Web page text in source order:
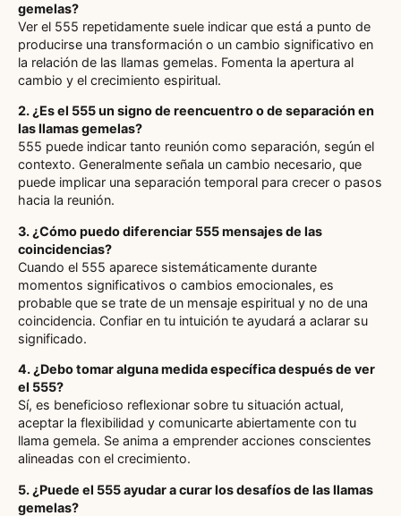
gemelas?
Ver el 555 repetidamente suele indicar que está a punto de
producirse una transformación o un cambio significativo en
la relación de las llamas gemelas. Fomenta la apertura al
cambio y el crecimiento espiritual.
2. ¿Es el 555 un signo de reencuentro o de separación en
las llamas gemelas?
555 puede indicar tanto reunión como separación, según el
contexto. Generalmente señala un cambio necesario, que
puede implicar una separación temporal para crecer o pasos
hacia la reunión.
3. ¿Cómo puedo diferenciar 555 mensajes de las
coincidencias?
Cuando el 555 aparece sistemáticamente durante
momentos significativos o cambios emocionales, es
probable que se trate de un mensaje espiritual y no de una
coincidencia. Confiar en tu intuición te ayudará a aclarar su
significado.
4. ¿Debo tomar alguna medida específica después de ver
el 555?
Sí, es beneficioso reflexionar sobre tu situación actual,
aceptar la flexibilidad y comunicarte abiertamente con tu
llama gemela. Se anima a emprender acciones conscientes
alineadas con el crecimiento.
5. ¿Puede el 555 ayudar a curar los desafíos de las llamas
gemelas?